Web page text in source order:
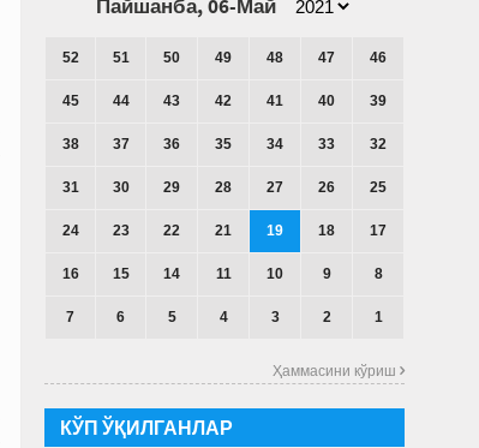
Пайшанба, 06-Май
52 51 50 49 48 47 46
45 44 43 42 41 40 39
38 37 36 35 34 33 32
31 30 29 28 27 26 25
24 23 22 21 19 18 17
16 15 14 11 10 9 8
7 6 5 4 3 2 1
Ҳаммасини кўриш 
КЎП ЎҚИЛГАНЛАР